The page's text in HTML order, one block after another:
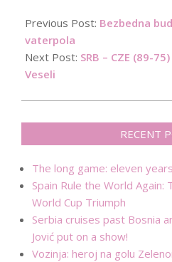
09-
14
Previous Post: Bezbedna
vaterpola
Next Post: SRB – CZE (89-
Veseli
RECENT
The long game: eleven
Spain Rule the World Again:
World Cup Triumph
Serbia cruises past Bosnia
Jović put on a show!
Vozinja: heroj na golu